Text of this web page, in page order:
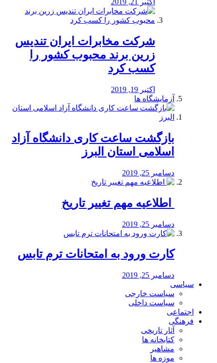
اکتبر 21, 2019
شرکت مخابرات ایران تندیس
زرین برند محبوب کشور را
کسب کرد
اکتبر 19, 2019
آزمایشگاه ها
بازگشت ساعت کاری دانشگاه آزاد
اسلامی استان البرز
دسامبر 25, 2019
️ اطلاعیه مهم تغییر تاریخ
دسامبر 25, 2019
کارت ورود به امتحانات ترم تابس
دسامبر 25, 2019
سیاسی
سیاست خارجی
سیاست داخلی
اجتماعی
فرهنگی
آثار تاریخی
کتابخانه ها
مشاهیر
موزه ها